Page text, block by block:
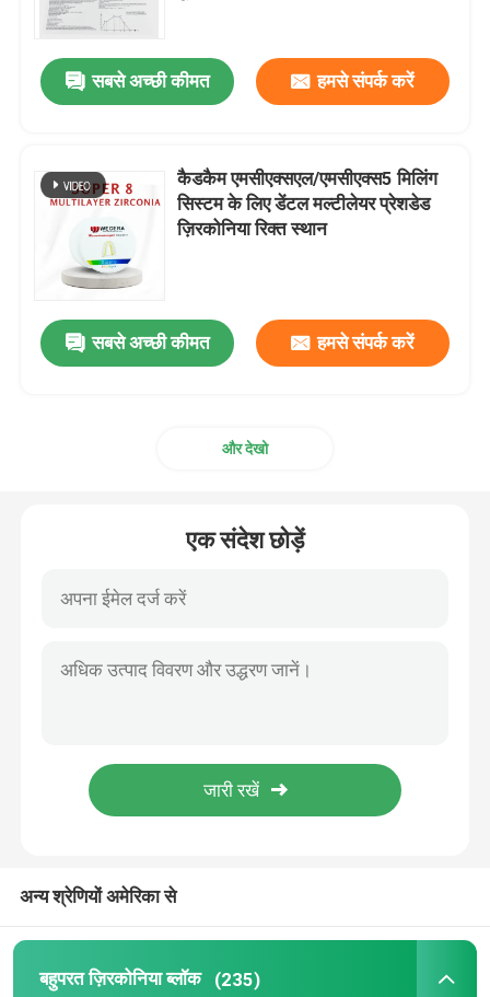
विडियो
सबसे अच्छी कीमत हमसे संपर्क करें
कैडकैम एमसीएक्सएल/एमसीएक्स5 मिलिंग
सिस्टम के लिए डेंटल मल्टीलेयर प्रेशडेड
ज़िरकोनिया रिक्त स्थान
सबसे अच्छी कीमत हमसे संपर्क करें
और देखो
एक संदेश छोड़ें
अन्य श्रेणियों अमेरिका से
बहुपरत ज़िरकोनिया ब्लॉक (235)